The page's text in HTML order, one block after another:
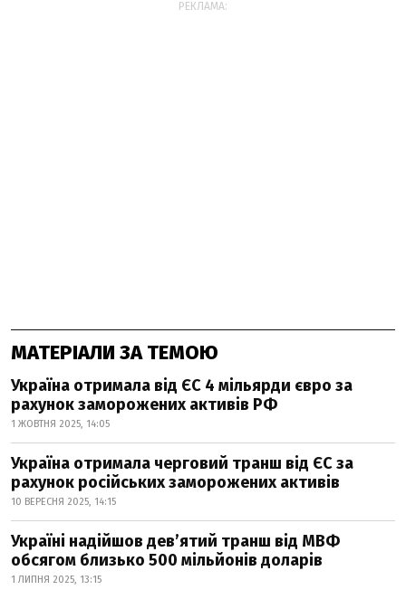
РЕКЛАМА:
МАТЕРІАЛИ ЗА ТЕМОЮ
Україна отримала від ЄС 4 мільярди євро за
рахунок заморожених активів РФ
1 ЖОВТНЯ 2025, 14:05
Україна отримала черговий транш від ЄС за
рахунок російських заморожених активів
10 ВЕРЕСНЯ 2025, 14:15
Україні надійшов девʼятий транш від МВФ
обсягом близько 500 мільйонів доларів
1 ЛИПНЯ 2025, 13:15